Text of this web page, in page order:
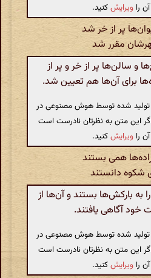
را ویرایشکنید.
پر از خر شد
مقرر شد
سالن‌ها پر از خر و پر از
برای آن‌ها هم تعیین شد.
تولید شده توسط هوش مصنوعی در
اگر این متن به نظرتان نادرست است
را ویرایشکنید.
همی بستند
شکوه دانستند
بارکش‌ها بستند و آن‌ها از
خود آگاهی یافتند.
تولید شده توسط هوش مصنوعی در
اگر این متن به نظرتان نادرست است
را ویرایشکنید.